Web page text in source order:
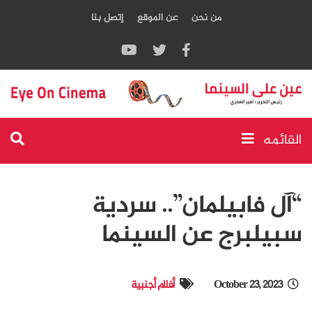
من نحن عن الموقع إتصل بنا
القائمه
“آل فابيلمان”.. سردية
سبيلبرج عن السينما
October 23, 2023 أفلام أجنبية